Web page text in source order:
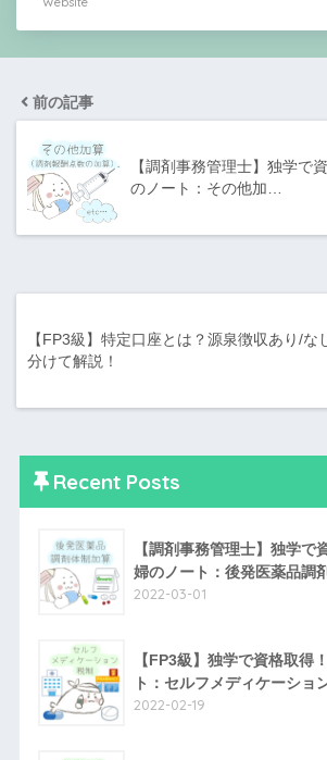
前の記事
【調剤事務管理士】独学で
のノート：その他加…
【FP3級】特定口座とは？源泉徴収あり/な
分けて解説！
Recent Posts
【調剤事務管理士】独学で
婦のノート：後発医薬品調
2022-03-01
【FP3級】独学で資格取得
ト：セルフメディケーショ
2022-02-19